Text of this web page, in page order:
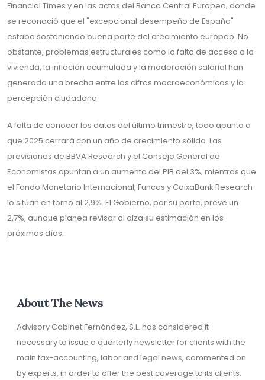
Financial Times y en las actas del Banco Central Europeo, donde
se reconoció que el "excepcional desempeño de España"
estaba sosteniendo buena parte del crecimiento europeo. No
obstante, problemas estructurales como la falta de acceso a la
vivienda, la inflación acumulada y la moderación salarial han
generado una brecha entre las cifras macroeconómicas y la
percepción ciudadana.
A falta de conocer los datos del último trimestre, todo apunta a
que 2025 cerrará con un año de crecimiento sólido. Las
previsiones de BBVA Research y el Consejo General de
Economistas apuntan a un aumento del PIB del 3%, mientras que
el Fondo Monetario Internacional, Funcas y CaixaBank Research
lo sitúan en torno al 2,9%. El Gobierno, por su parte, prevé un
2,7%, aunque planea revisar al alza su estimación en los
próximos días.
About The News
Advisory Cabinet Fernández, S.L. has considered it
necessary to issue a quarterly newsletter for clients with the
main tax-accounting, labor and legal news, commented on
by experts, in order to offer the best coverage to its clients.